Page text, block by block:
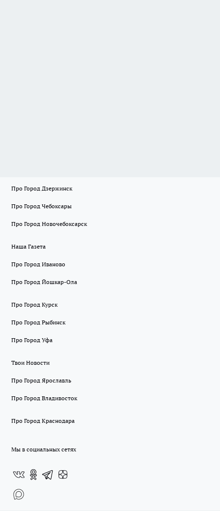
Про Город Дзержинск
Про Город Чебоксары
Про Город Новочебоксарск
Наша Газета
Про Город Иваново
Про Город Йошкар-Ола
Про Город Курск
Про Город Рыбинск
Про Город Уфа
Твои Новости
Про Город Ярославль
Про Город Владивосток
Про Город Краснодара
Мы в социальных сетях